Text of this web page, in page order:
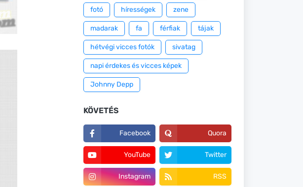
fotó hírességek zene
madarak fa férfiak tájak
hétvégi vicces fotók sivatag
napi érdekes és vicces képek
Johnny Depp
KÖVETÉS
Facebook Quora
YouTube Twitter
Instagram RSS